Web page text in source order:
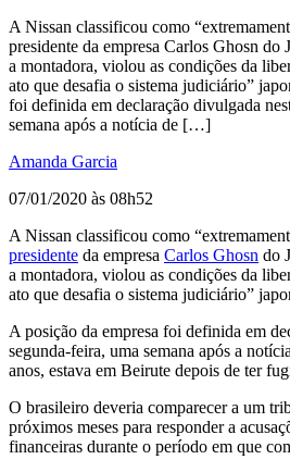
A Nissan classificou como
presidente da empresa Carlos Ghosn do
a montadora, violou as condições da
ato que desafia o sistema judiciário”
foi definida em declaração divulgada
semana após a notícia de […]
Amanda Garcia
07/01/2020 às 08h52
A Nissan classificou como
presidente da empresa Carlos Ghosn do
a montadora, violou as condições da
ato que desafia o sistema judiciário”
A posição da empresa foi definida em
segunda-feira, uma semana após a
anos, estava em Beirute depois de ter
O brasileiro deveria comparecer a um
próximos meses para responder a
financeiras durante o período em que